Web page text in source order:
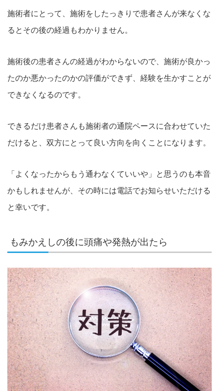
施術者にとって、施術をしたっきりで患者さんが来なくな
るとその後の経過もわかりません。
施術後の患者さんの経過がわからないので、施術が良かっ
たのか悪かったのかの評価ができず、経験を生かすことが
できなくなるのです。
できるだけ患者さんも施術者の通院ペースに合わせていた
だけると、双方にとって良い方向を向くことになります。
「よくなったからもう通わなくていいや」と思うのも本音
かもしれませんが、その時には電話でお知らせいただける
と幸いです。
もみかえしの後に頭痛や発熱が出たら